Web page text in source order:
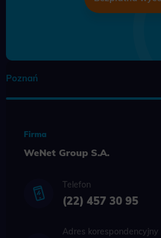
Poznań
Firma
WeNet Group S.A.
Telefon
(22) 457 30 95
Adres korespondencyjny